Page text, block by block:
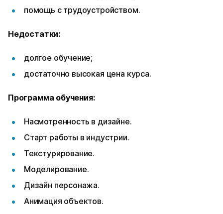
помощь с трудоустройством.
Недостатки:
долгое обучение;
достаточно высокая цена курса.
Программа обучения:
Насмотренность в дизайне.
Старт работы в индустрии.
Текстурирование.
Моделирование.
Дизайн персонажа.
Анимация объектов.